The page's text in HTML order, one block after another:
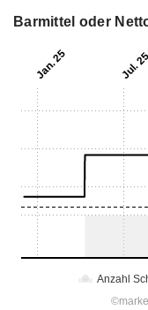
Barmittel oder